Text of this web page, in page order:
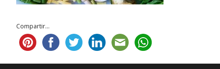
Compartir...